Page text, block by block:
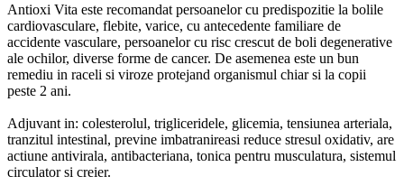
Antioxi Vita este recomandat persoanelor cu predispozitie la bolile
cardiovasculare, flebite, varice, cu antecedente familiare de
accidente vasculare, persoanelor cu risc crescut de boli degenerative
ale ochilor, diverse forme de cancer. De asemenea este un bun
remediu in raceli si viroze protejand organismul chiar si la copii
peste 2 ani.
Adjuvant in: colesterolul, trigliceridele, glicemia, tensiunea arteriala,
tranzitul intestinal, previne imbatranireasi reduce stresul oxidativ, are
actiune antivirala, antibacteriana, tonica pentru musculatura, sistemul
circulator si creier.